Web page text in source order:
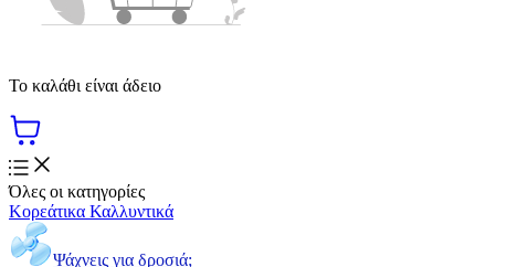
Το καλάθι είναι άδειο
Όλες οι κατηγορίες
Κορεάτικα Καλλυντικά
Ψάχνεις για δροσιά;